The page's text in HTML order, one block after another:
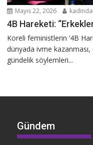
Mayıs 22, 2026
4B Hareketi:
Koreli feministlerin ‘4B
dünyada ivme kazanması,
gündelik söylemleri...
Gündem